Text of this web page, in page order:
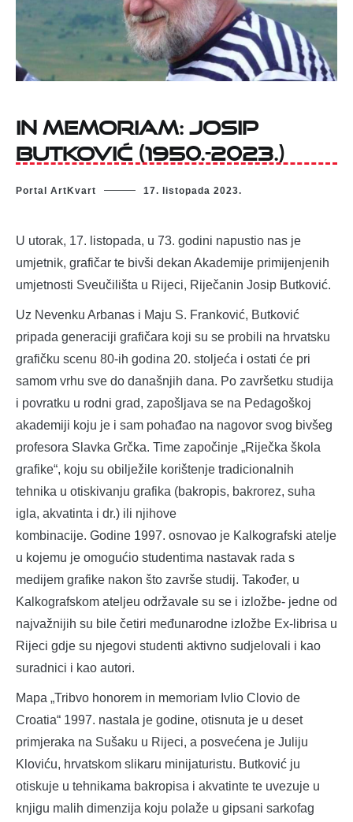
In memoriam: Josip
Butković (1950.-2023.)
Portal ArtKvart 17. listopada 2023.
U utorak, 17. listopada, u 73. godini napustio nas je
umjetnik, grafičar te bivši dekan Akademije primijenjenih
umjetnosti Sveučilišta u Rijeci, Riječanin Josip Butković.
Uz Nevenku Arbanas i Maju S. Franković, Butković
pripada generaciji grafičara koji su se probili na hrvatsku
grafičku scenu 80-ih godina 20. stoljeća i ostati će pri
samom vrhu sve do današnjih dana. Po završetku studija
i povratku u rodni grad, zapošljava se na Pedagoškoj
akademiji koju je i sam pohađao na nagovor svog bivšeg
profesora Slavka Grčka. Time započinje „Riječka škola
grafike“, koju su obilježile korištenje tradicionalnih
tehnika u otiskivanju grafika (bakropis, bakrorez, suha
igla, akvatinta i dr.) ili njihove
kombinacije. Godine 1997. osnovao je Kalkografski atelje
u kojemu je omogućio studentima nastavak rada s
medijem grafike nakon što završe studij. Također, u
Kalkografskom ateljeu održavale su se i izložbe- jedne od
najvažnijih su bile četiri međunarodne izložbe Ex-librisa u
Rijeci gdje su njegovi studenti aktivno sudjelovali i kao
suradnici i kao autori.
Mapa „Tribvo honorem in memoriam Ivlio Clovio de
Croatia“ 1997. nastala je godine, otisnuta je u deset
primjeraka na Sušaku u Rijeci, a posvećena je Juliju
Kloviću, hrvatskom slikaru minijaturistu. Butković ju
otiskuje u tehnikama bakropisa i akvatinte te uvezuje u
knjigu malih dimenzija koju polaže u gipsani sarkofag